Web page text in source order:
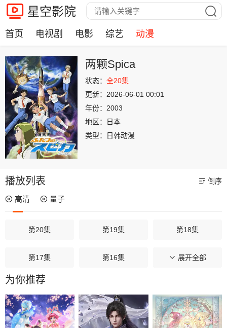
星空影院
首页 电视剧 电影 综艺 动漫
两颗Spica
状态： 全20集
更新： 2026-06-01 00:01
年份： 2003
地区：
日本
类型：
日韩动漫
播放列表 倒序
高清 量子
第20集 第19集 第18集
第17集 第16集 第15集
第14集
第11集 第10集 第09集
展开全部
为你推荐